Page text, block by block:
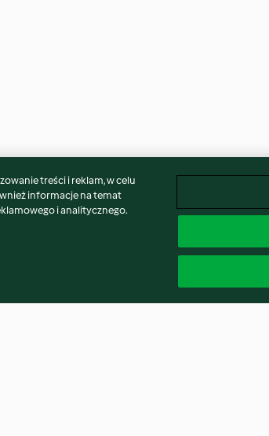
treści i reklam, w celu
informacje na temat
i analitycznego.